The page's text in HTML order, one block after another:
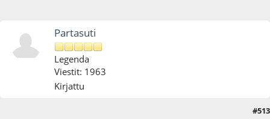
Partasuti
Legenda
Viestit: 1963
Kirjattu
#513